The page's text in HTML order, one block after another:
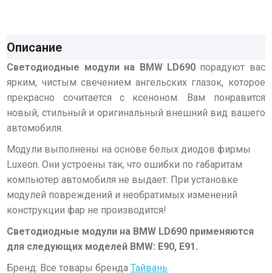
Описание
Светодиодные модули на BMW LD690порадуют вас
ярким, чистым свечением ангельских глазок, которое
прекрасно сочитается с ксеноном. Вам понравится
новый, стильный и оригинальный внешний вид вашего
автомобиля.
Модули выполнены на основе белых диодов фирмы
Luxeon. Они устроены так, что ошибки по габаритам
компьютер автомобиля не выдает. При установке
модулей повреждений и необратимых изменений
конструкции фар не производится!
Светодиодные модули на BMW LD690 применяются
для следующих моделей BMW: E90, E91.
Бренд: Все товары брендаТайвань